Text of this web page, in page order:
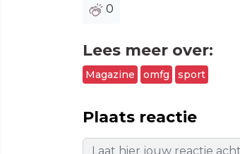
0
Lees meer over:
Magazine omfg sport
Plaats reactie